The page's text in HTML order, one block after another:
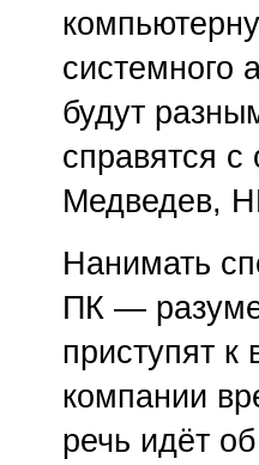
системного
будут
справятся
Медведев,
Нанимать
ПК —
приступят
компании
речь идёт